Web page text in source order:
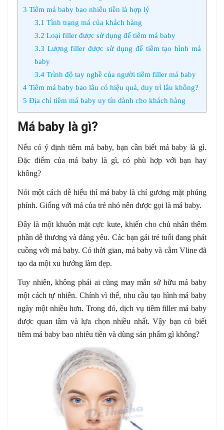
3 Tiêm má baby bao nhiêu tiền là hợp lý
3.1 Tình trạng má của khách hàng
3.2 Loại filler được sử dụng để tiêm má baby
3.3 Lượng filler được sử dụng để tiêm tạo hình má
baby
3.4Trình độ tay nghề của người tiêm filler má baby
4 Tiêm má baby bao lâu có hiệu quả, duy trì lâu không?
5 Địa chỉ tiêm má baby uy tín dành cho khách hàng
Má baby là gì?
Nếu có ý định tiêm má baby, bạn cần biết má baby là gì.
Đặc điểm của má baby là gì, có phù hợp với bạn hay
không?
Nói một cách dễ hiểu thì má baby là chỉ gương mặt phúng
phính. Giống với má của trẻ nhỏ nên được gọi là má baby.
Đây là một khuôn mặt cực kute, khiến cho chủ nhân thêm
phần dễ thương và đáng yêu. Các bạn gái trẻ tuổi đang phát
cuồng với má baby. Có thời gian, má baby và cằm Vline đã
tạo da một xu hướng làm đẹp.
Tuy nhiên, không phải ai cũng may mắn sở hữu má baby
một cách tự nhiên. Chính vì thế, nhu cầu tạo hình má baby
ngày một nhiều hơn. Trong đó, dịch vụ tiêm filler má baby
được quan tâm và lựa chọn nhiều nhất. Vậy bạn có biết
tiêm má baby bao nhiêu tiền và dùng sản phẩm gì không?